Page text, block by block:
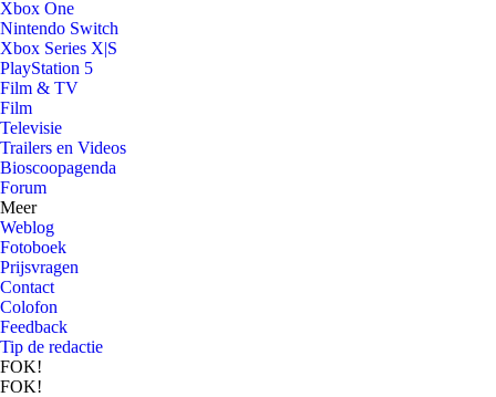
Xbox One
Nintendo Switch
Xbox Series X|S
PlayStation 5
Film & TV
Film
Televisie
Trailers en Videos
Bioscoopagenda
Forum
Meer
Weblog
Fotoboek
Prijsvragen
Contact
Colofon
Feedback
Tip de redactie
FOK!
FOK!